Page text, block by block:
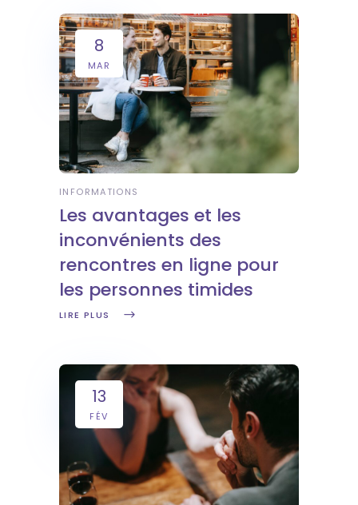
8
MAR
INFORMATIONS
Les avantages et les
inconvénients des
rencontres en ligne pour
les personnes timides
LIRE PLUS
13
FÉV